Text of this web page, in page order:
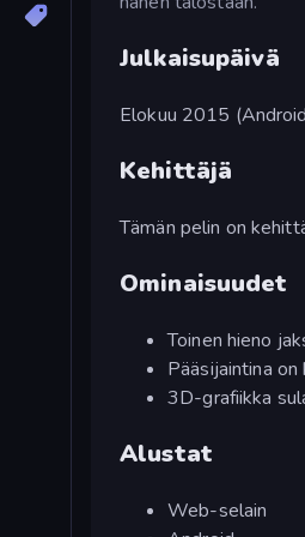
Julkaisupäivä
Elokuu 2015
Kehittäjä
Tämän pelin on
Ominaisuudet
Toinen hieno
Pääsijaintina
3D-grafiikka
Alustat
Web-selain